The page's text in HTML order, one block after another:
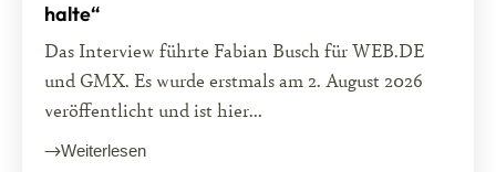
halte“
Das Interview führte Fabian Busch für WEB.DE
und GMX. Es wurde erstmals am 2. August 2026
veröffentlicht und ist hier...
Weiterlesen